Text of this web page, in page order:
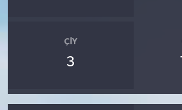
ÇIY
3